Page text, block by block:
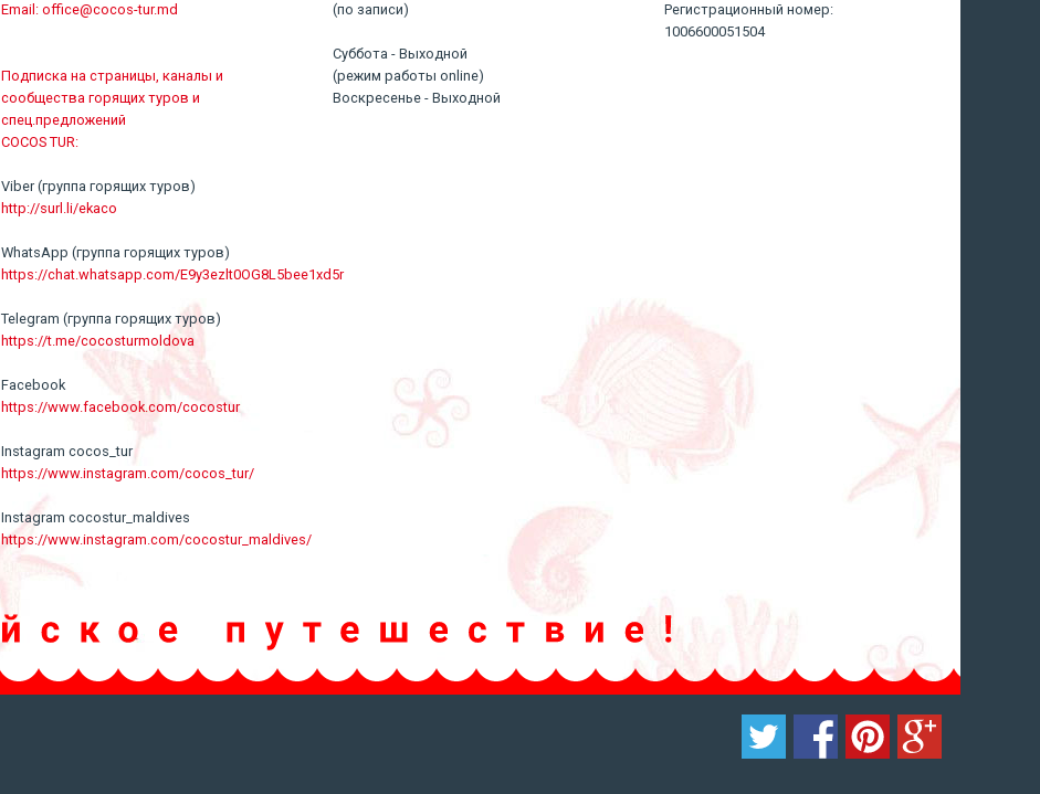
Email: office@cocos-tur.md
Подписка на страницы, каналы и
сообщества горящих туров и
спец.предложений
COCOS TUR:
Viber (группа горящих туров)
http://surl.li/ekaco
WhatsApp (группа горящих туров)
https://chat.whatsapp.com/E9y3ezlt0OG8L5bee1xd5r
Telegram (группа горящих туров)
https://t.me/cocosturmoldova
Facebook
https://www.facebook.com/cocostur
Instagram cocos_tur
https://www.instagram.com/cocos_tur/
Instagram cocostur_maldives
https://www.instagram.com/cocostur_maldives/
(по записи)
Суббота - Выходной
(режим работы online)
Воскресенье - Выходной
Регистрационный номер:
1006600051504